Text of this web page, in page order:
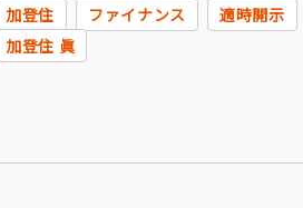
加登住 ファイナンス 適時開示
加登住 眞